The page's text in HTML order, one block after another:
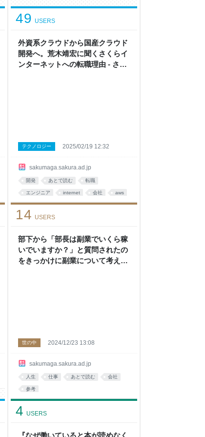
外資系クラウドから国産クラウド
開発へ。荒木靖宏に聞くさくらイ
ンターネットへの転職理由 - さく
49 USERS
sakumaga.sakura.ad.jp
テクノロジー 2025/02/19 12:32
開発 あとで読む 転職
エンジニア internet 会社 aws
インタビュー インターネット
部下から「部長は副業でいくら稼
いでいますか？」と質問されたの
をきっかけに副業について考えて
14 USERS
sakumaga.sakura.ad.jp
世の中 2024/12/23 13:08
人生 仕事 あとで読む 会社
参考
『なぜ働いていると本が読めなく
4 USERS